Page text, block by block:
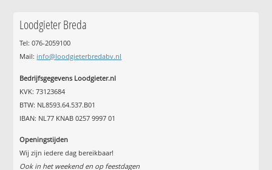
Loodgieter Breda
Tel: 076-2059100
Mail: info@loodgieterbredabv.nl
Bedrijfsgegevens Loodgieter.nl
KVK: 73123684
BTW: NL8593.64.537.B01
IBAN: NL77 KNAB 0257 9997 01
Openingstijden
Wij zijn iedere dag bereikbaar!
Ook in het weekend en op feestdagen